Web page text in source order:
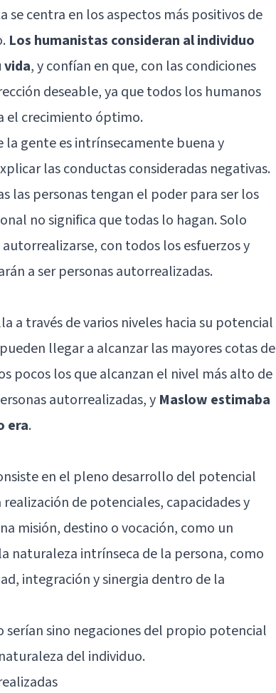
se centra en los aspectos más positivos de
Los humanistas consideran al individuo
vida, y confían en que, con las condiciones
deseable, ya que todos los humanos
el crecimiento óptimo.
la gente es intrínsecamente buena y
las conductas consideradas negativas.
las personas tengan el poder para ser los
no significa que todas lo hagan. Solo
con todos los esfuerzos y
a ser personas autorrealizadas.
a través de varios niveles hacia su potencial
llegar a alcanzar las mayores cotas de
pocos los que alcanzan el nivel más alto de
autorrealizadas, y Maslow estimaba
era.
en el pleno desarrollo del potencial
de potenciales, capacidades y
misión, destino o vocación, como un
naturaleza intrínseca de la persona, como
integración y sinergia dentro de la
serían sino negaciones del propio potencial
del individuo.